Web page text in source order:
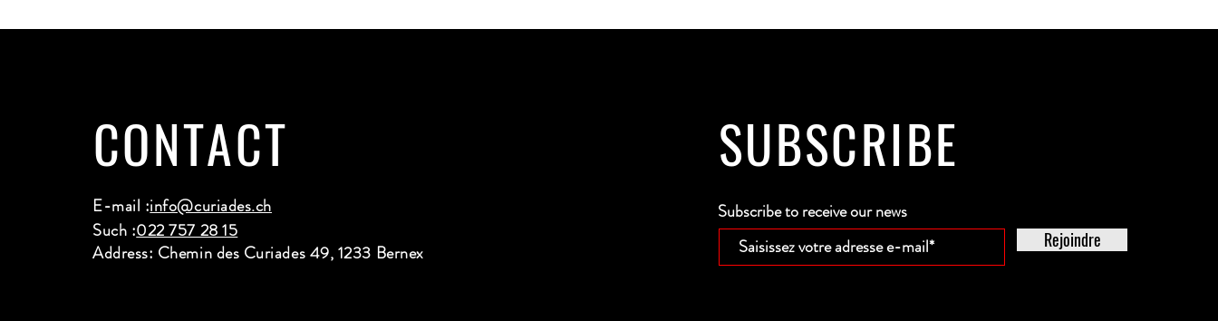
CONTACT
E-mail :info@curiades.ch
Such :022 757 28 15
Address: Chemin des Curiades 49, 1233 Bernex
SUBSCRIBE
Subscribe to receive our news
Rejoindre